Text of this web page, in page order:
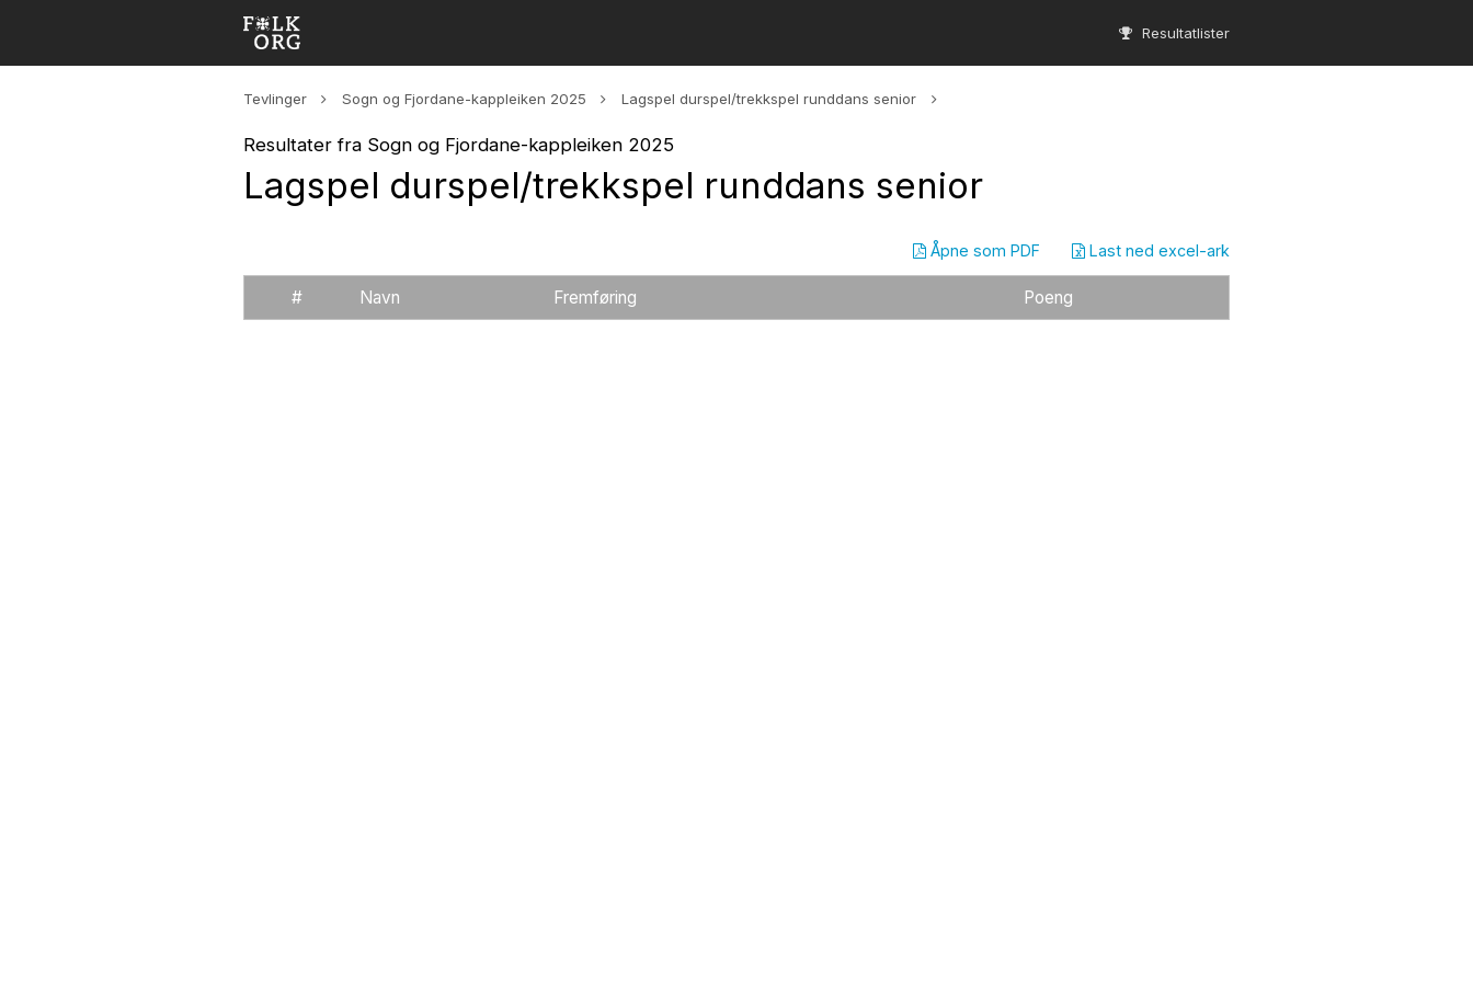
Resultatlister
Tevlinger Sogn og Fjordane-kappleiken 2025 Lagspel durspel/trekkspel runddans senior
Resultater fra Sogn og Fjordane-kappleiken 2025
Lagspel durspel/trekkspel runddans senior
Last ned excel-ark
Åpne som PDF
# Navn Fremføring Poeng